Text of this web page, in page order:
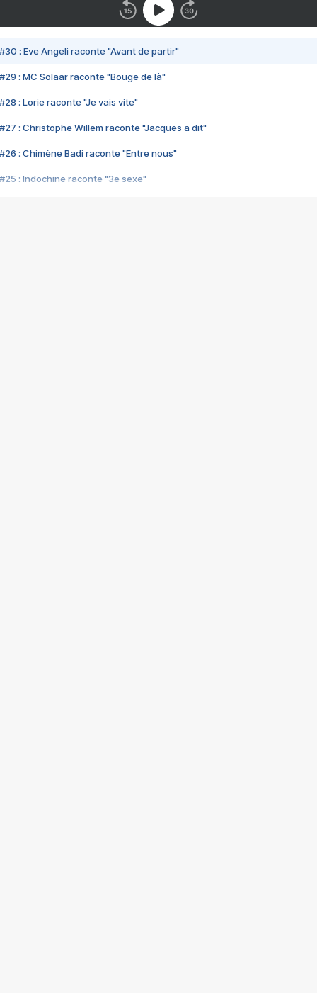
#30 : Eve Angeli raconte "Avant de partir"
#29 : MC Solaar raconte "Bouge de là"
#28 : Lorie raconte "Je vais vite"
#27 : Christophe Willem raconte "Jacques a dit"
#26 : Chimène Badi raconte "Entre nous"
#25 : Indochine raconte "3e sexe"